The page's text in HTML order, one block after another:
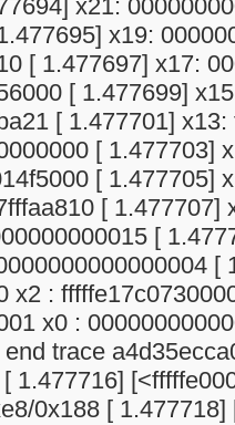
x21:
x19:
[ 1.477697] x17:
[ 1.477699]
[ 1.477701]
[ 1.477703]
[ 1.477705]
[ 1.477707]
[
[
x2 :
x0 :
trace
1.477716]
0x188 [